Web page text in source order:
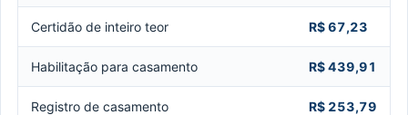
Certidão de inteiro teor R$ 67,23
Habilitação para casamento R$ 439,91
Registro de casamento R$ 253,79